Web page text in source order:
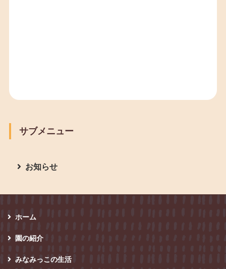
サブメニュー
お知らせ
ホーム
園の紹介
みなみっこの生活